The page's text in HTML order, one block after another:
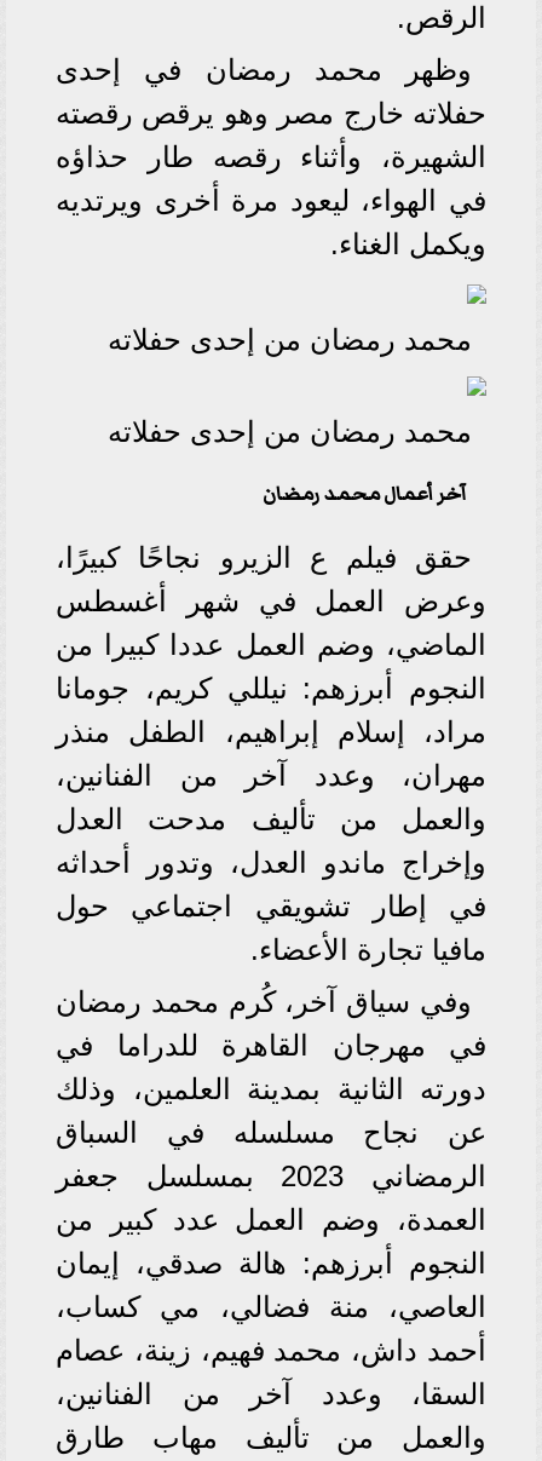
الرقص.
وظهر محمد رمضان في إحدى
حفلاته خارج مصر وهو يرقص رقصته
الشهيرة، وأثناء رقصه طار حذاؤه
في الهواء، ليعود مرة أخرى ويرتديه
ويكمل الغناء.
محمد رمضان من إحدى حفلاته
محمد رمضان من إحدى حفلاته
آخر أعمال محمد رمضان
حقق فيلم ع الزيرو نجاحًا كبيرًا،
وعرض العمل في شهر أغسطس
الماضي، وضم العمل عددا كبيرا من
النجوم أبرزهم: نيللي كريم، جومانا
مراد، إسلام إبراهيم، الطفل منذر
مهران، وعدد آخر من الفنانين،
والعمل من تأليف مدحت العدل
وإخراج ماندو العدل، وتدور أحداثه
في إطار تشويقي اجتماعي حول
مافيا تجارة الأعضاء.
وفي سياق آخر، كُرم محمد رمضان
في مهرجان القاهرة للدراما في
دورته الثانية بمدينة العلمين، وذلك
عن نجاح مسلسله في السباق
الرمضاني 2023 بمسلسل جعفر
العمدة، وضم العمل عدد كبير من
النجوم أبرزهم: هالة صدقي، إيمان
العاصي، منة فضالي، مي كساب،
أحمد داش، محمد فهيم، زينة، عصام
السقا، وعدد آخر من الفنانين،
والعمل من تأليف مهاب طارق